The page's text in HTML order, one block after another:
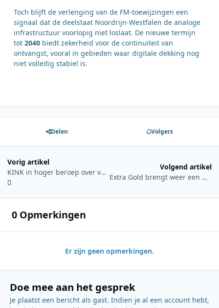
Toch blijft de verlenging van de FM-toewijzingen een
signaal dat de deelstaat Noordrijn-Westfalen de analoge
infrastructuur voorlopig niet loslaat. De nieuwe termijn
tot 2040 biedt zekerheid voor de continuïteit van
ontvangst, vooral in gebieden waar digitale dekking nog
niet volledig stabiel is.
Delen Volgers
Vorig artikel
KINK in hoger beroep over verdeling van FM-frequenties
Volgend artikel
Extra Gold brengt weer een weekend vol zeezendergeluiden en muzikale tijdreizen
0 Opmerkingen
Er zijn geen opmerkingen.
Doe mee aan het gesprek
Je plaatst een bericht als gast. Indien je al een account hebt,